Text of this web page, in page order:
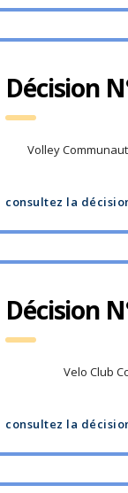
Décision
Volley
consultez la
Décision
Velo Club
consultez la